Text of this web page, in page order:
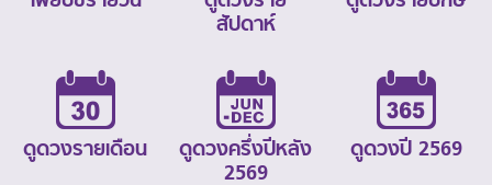
สัปดาห์
ดูดวงรายเดือน
ดูดวงครึ่งปีหลัง
2569
ดูดวงปี 2569